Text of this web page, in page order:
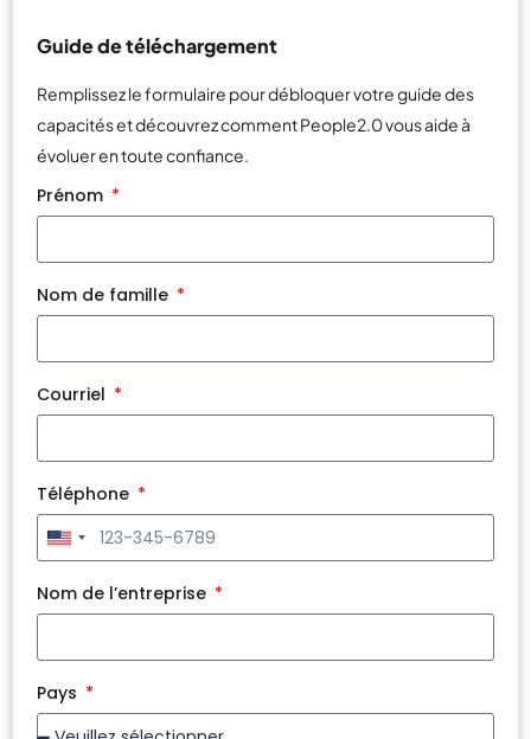
Guide de téléchargement
Remplissez le formulaire pour débloquer votre guide des
capacités et découvrez comment People2.0 vous aide à
évoluer en toute confiance.
Prénom
Nom de famille
Courriel
Téléphone
United
States
+1
Nom de l’entreprise
Pays